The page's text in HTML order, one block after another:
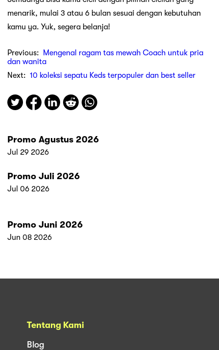
menarik, mulai 3 atau 6 bulan sesuai dengan kebutuhan
kamu ya. Yuk, segera belanja!
Previous:
Mengenal ragam tas mewah Coach untuk pria
dan wanita
Next: 10 koleksi sepatu Keds terpopuler dan best seller
Promo Agustus 2026
Jul 29 2026
Promo Juli 2026
Jul 06 2026
Promo Juni 2026
Jun 08 2026
Tentang Kami
Blog